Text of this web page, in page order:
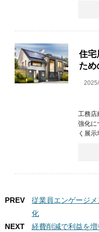
住宅
ため
工務店
強化に
く展示
PREV
従業員エンゲージ
化
NEXT
経費削減で利益を